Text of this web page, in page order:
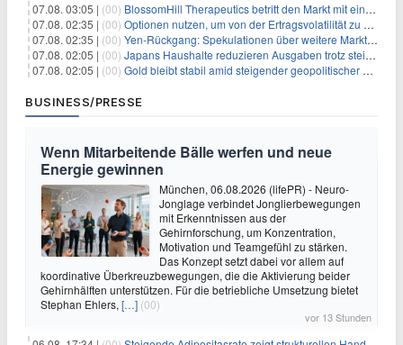
07.08. 03:05 | (00) BlossomHill Therapeutics betritt den Markt mit einem IPO-Boost von 150 Millionen Dollar
07.08. 02:35 | (00) Optionen nutzen, um von der Ertragsvolatilität zu profitieren
07.08. 02:35 | (00) Yen-Rückgang: Spekulationen über weitere Marktinterventionen nehmen zu
07.08. 02:05 | (00) Japans Haushalte reduzieren Ausgaben trotz steigender Löhne: Ein Warnsignal für das Wachstum
07.08. 02:05 | (00) Gold bleibt stabil amid steigender geopolitischer Spannungen im Persischen Golf
BUSINESS/PRESSE
Wenn Mitarbeitende Bälle werfen und neue
Energie gewinnen
München, 06.08.2026 (lifePR) - Neuro-
Jonglage verbindet Jonglierbewegungen
mit Erkenntnissen aus der
Gehirnforschung, um Konzentration,
Motivation und Teamgefühl zu stärken.
Das Konzept setzt dabei vor allem auf
koordinative Überkreuzbewegungen, die die Aktivierung beider
Gehirnhälften unterstützen. Für die betriebliche Umsetzung bietet
Stephan Ehlers, […] (00)
vor 13 Stunden